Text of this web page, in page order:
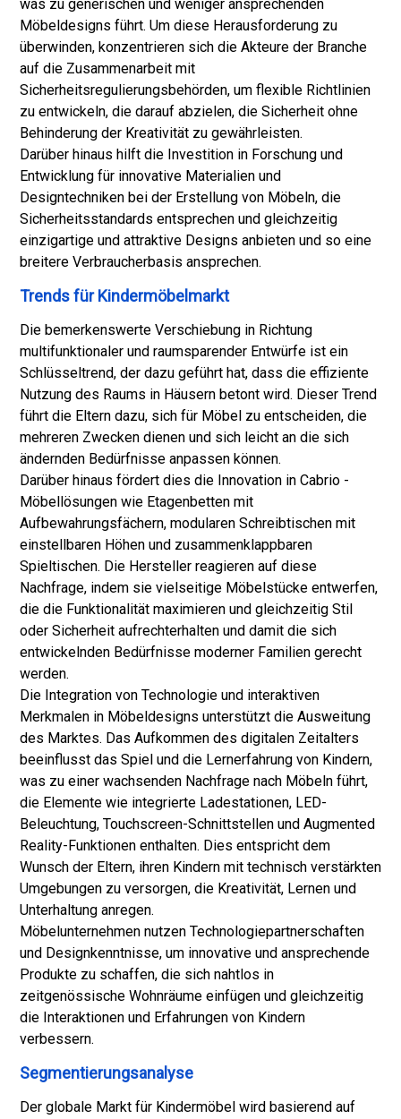
was zu generischen und weniger ansprechenden
Möbeldesigns führt. Um diese Herausforderung zu
überwinden, konzentrieren sich die Akteure der Branche
auf die Zusammenarbeit mit
Sicherheitsregulierungsbehörden, um flexible Richtlinien
zu entwickeln, die darauf abzielen, die Sicherheit ohne
Behinderung der Kreativität zu gewährleisten.
Darüber hinaus hilft die Investition in Forschung und
Entwicklung für innovative Materialien und
Designtechniken bei der Erstellung von Möbeln, die
Sicherheitsstandards entsprechen und gleichzeitig
einzigartige und attraktive Designs anbieten und so eine
breitere Verbraucherbasis ansprechen.
Trends für Kindermöbelmarkt
Die bemerkenswerte Verschiebung in Richtung
multifunktionaler und raumsparender Entwürfe ist ein
Schlüsseltrend, der dazu geführt hat, dass die effiziente
Nutzung des Raums in Häusern betont wird. Dieser Trend
führt die Eltern dazu, sich für Möbel zu entscheiden, die
mehreren Zwecken dienen und sich leicht an die sich
ändernden Bedürfnisse anpassen können.
Darüber hinaus fördert dies die Innovation in Cabrio -
Möbellösungen wie Etagenbetten mit
Aufbewahrungsfächern, modularen Schreibtischen mit
einstellbaren Höhen und zusammenklappbaren
Spieltischen. Die Hersteller reagieren auf diese
Nachfrage, indem sie vielseitige Möbelstücke entwerfen,
die die Funktionalität maximieren und gleichzeitig Stil
oder Sicherheit aufrechterhalten und damit die sich
entwickelnden Bedürfnisse moderner Familien gerecht
werden.
Die Integration von Technologie und interaktiven
Merkmalen in Möbeldesigns unterstützt die Ausweitung
des Marktes. Das Aufkommen des digitalen Zeitalters
beeinflusst das Spiel und die Lernerfahrung von Kindern,
was zu einer wachsenden Nachfrage nach Möbeln führt,
die Elemente wie integrierte Ladestationen, LED-
Beleuchtung, Touchscreen-Schnittstellen und Augmented
Reality-Funktionen enthalten. Dies entspricht dem
Wunsch der Eltern, ihren Kindern mit technisch verstärkten
Umgebungen zu versorgen, die Kreativität, Lernen und
Unterhaltung anregen.
Möbelunternehmen nutzen Technologiepartnerschaften
und Designkenntnisse, um innovative und ansprechende
Produkte zu schaffen, die sich nahtlos in
zeitgenössische Wohnräume einfügen und gleichzeitig
die Interaktionen und Erfahrungen von Kindern
verbessern.
Segmentierungsanalyse
Der globale Markt für Kindermöbel wird basierend auf